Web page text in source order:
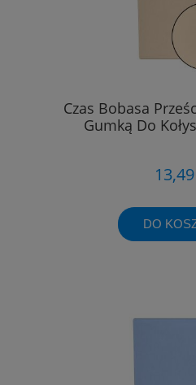
Czas Bobasa
Gumką Do
13,49
DO